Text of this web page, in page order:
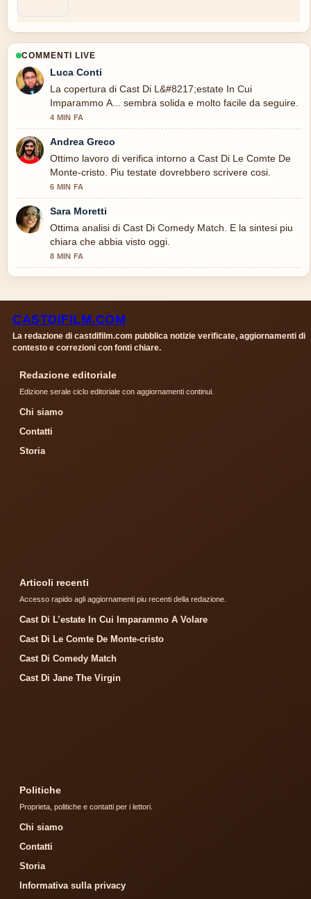
COMMENTI LIVE
Luca Conti
La copertura di Cast Di L&#8217;estate In Cui
Imparammo A... sembra solida e molto facile da seguire.
4 MIN FA
Andrea Greco
Ottimo lavoro di verifica intorno a Cast Di Le Comte De
Monte-cristo. Piu testate dovrebbero scrivere cosi.
6 MIN FA
Sara Moretti
Ottima analisi di Cast Di Comedy Match. E la sintesi piu
chiara che abbia visto oggi.
8 MIN FA
CASTDIFILM.COM
La redazione di castdifilm.com pubblica notizie verificate, aggiornamenti di
contesto e correzioni con fonti chiare.
Redazione editoriale
Edizione serale ciclo editoriale con aggiornamenti continui.
Chi siamo
Contatti
Storia
Articoli recenti
Accesso rapido agli aggiornamenti piu recenti della redazione.
Cast Di L’estate In Cui Imparammo A Volare
Cast Di Le Comte De Monte-cristo
Cast Di Comedy Match
Cast Di Jane The Virgin
Politiche
Proprieta, politiche e contatti per i lettori.
Chi siamo
Contatti
Storia
Informativa sulla privacy